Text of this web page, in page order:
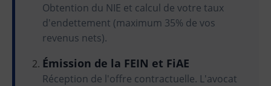
Obtention du NIE et calcul de votre taux
d'endettement (maximum 35% de vos
revenus nets).
Émission de la FEIN et FiAE
Réception de l'offre contractuelle. L'avocat